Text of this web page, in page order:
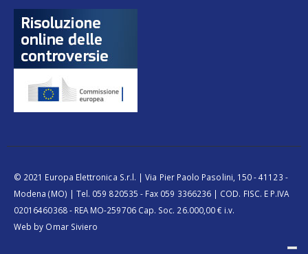
© 2021 Europa Elettronica S.r.l. | Via Pier Paolo Pasolini, 150 - 41123 -
Modena (MO) | Tel. 059 820535 - Fax 059 3366236 | COD. FISC. E P.IVA
02016460368 - REA MO-259706 Cap. Soc. 26.000,00 € i.v.
Web by Omar Siviero